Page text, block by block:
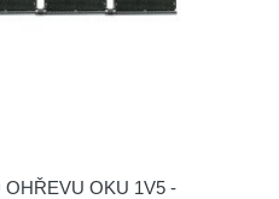
OHŘEVU OKU 1V5 -